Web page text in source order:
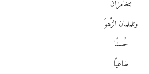
تتغامزانْ
وتلملمان الزَّهوَ
حُسنًا
طاغيًا